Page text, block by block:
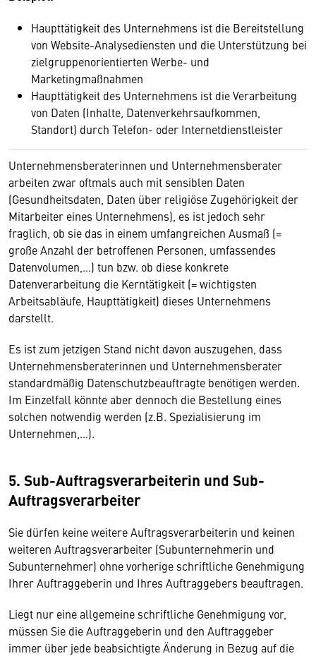
Haupttätigkeit des Unternehmens ist die Bereitstellung
von Website-Analysediensten und die Unterstützung bei
zielgruppenorientierten Werbe- und
Marketingmaßnahmen
Haupttätigkeit des Unternehmens ist die Verarbeitung
von Daten (Inhalte, Datenverkehrsaufkommen,
Standort) durch Telefon- oder Internetdienstleister
Unternehmensberaterinnen und Unternehmensberater
arbeiten zwar oftmals auch mit sensiblen Daten
(Gesundheitsdaten, Daten über religiöse Zugehörigkeit der
Mitarbeiter eines Unternehmens), es ist jedoch sehr
fraglich, ob sie das in einem umfangreichen Ausmaß (=
große Anzahl der betroffenen Personen, umfassendes
Datenvolumen,…) tun bzw. ob diese konkrete
Datenverarbeitung die Kerntätigkeit (= wichtigsten
Arbeitsabläufe, Haupttätigkeit) dieses Unternehmens
darstellt.
Es ist zum jetzigen Stand nicht davon auszugehen, dass
Unternehmensberaterinnen und Unternehmensberater
standardmäßig Datenschutzbeauftragte benötigen werden.
Im Einzelfall könnte aber dennoch die Bestellung eines
solchen notwendig werden (z.B. Spezialisierung im
Unternehmen,…).
5. Sub-Auftragsverarbeiterin und Sub-
Auftragsverarbeiter
Sie dürfen keine weitere Auftragsverarbeiterin und keinen
weiteren Auftragsverarbeiter (Subunternehmerin und
Subunternehmer) ohne vorherige schriftliche Genehmigung
Ihrer Auftraggeberin und Ihres Auftraggebers beauftragen.
Liegt nur eine allgemeine schriftliche Genehmigung vor,
müssen Sie die Auftraggeberin und den Auftraggeber
immer über jede beabsichtigte Änderung in Bezug auf die